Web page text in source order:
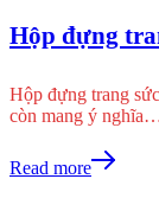
Hộp đựng
Hộp đựng trang
còn mang ý
Read more